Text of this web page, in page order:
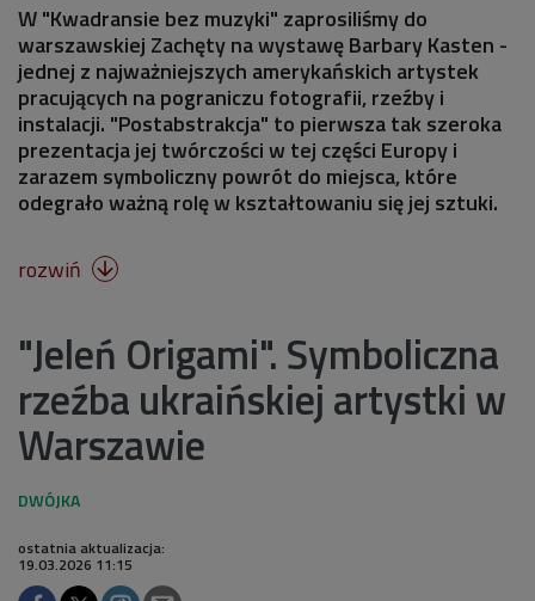
W "Kwadransie bez muzyki" zaprosiliśmy do
warszawskiej Zachęty na wystawę Barbary Kasten -
jednej z najważniejszych amerykańskich artystek
pracujących na pograniczu fotografii, rzeźby i
instalacji. "Postabstrakcja" to pierwsza tak szeroka
prezentacja jej twórczości w tej części Europy i
zarazem symboliczny powrót do miejsca, które
odegrało ważną rolę w kształtowaniu się jej sztuki.
rozwiń 
"Jeleń Origami". Symboliczna
rzeźba ukraińskiej artystki w
Warszawie
ostatnia aktualizacja:
19.03.2026 11:15